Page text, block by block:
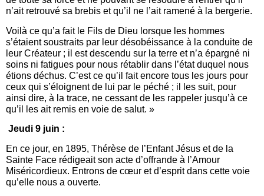
n’ait retrouvé sa brebis et qu’il ne l’ait ramené à la bergerie.
Voilà ce qu’a fait le Fils de Dieu lorsque les hommes
s’étaient soustraits par leur désobéissance à la conduite de
leur Créateur ; il est descendu sur la terre et n’a épargné ni
soins ni fatigues pour nous rétablir dans l’état duquel nous
étions déchus. C’est ce qu’il fait encore tous les jours pour
ceux qui s’éloignent de lui par le péché ; il les suit, pour
ainsi dire, à la trace, ne cessant de les rappeler jusqu’à ce
qu’il les ait remis en voie de salut. »
Jeudi 9 juin :
En ce jour, en 1895, Thérèse de l’Enfant Jésus et de la
Sainte Face rédigeait son acte d’offrande à l’Amour
Miséricordieux. Entrons de cœur et d’esprit dans cette voie
qu’elle nous a ouverte.